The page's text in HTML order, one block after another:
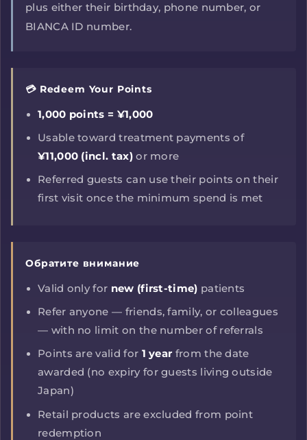
plus either their birthday, phone number, or
BIANCA ID number.
💳 Redeem Your Points
1,000 points = ¥1,000
Usable toward treatment payments of
¥11,000 (incl. tax)or more
Referred guests can use their points on their
first visit once the minimum spend is met
Обратите внимание
Valid only for new (first-time) patients
Refer anyone — friends, family, or colleagues
— with no limit on the number of referrals
Points are valid for 1 year from the date
awarded (no expiry for guests living outside
Japan)
Retail products are excluded from point
redemption